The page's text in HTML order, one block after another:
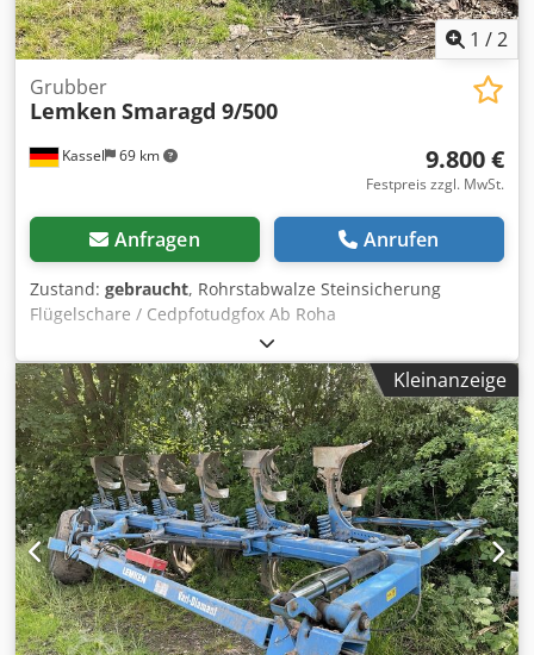
1 /2
Kassel 69 km
Grubber
Lemken Smaragd 9/500
9.800 €
Festpreis zzgl. MwSt.
Anfragen Anrufen
Zustand: gebraucht, Rohrstabwalze Steinsicherung
Flügelschare / Cedpfotudgfox Ab Roha
Kleinanzeige